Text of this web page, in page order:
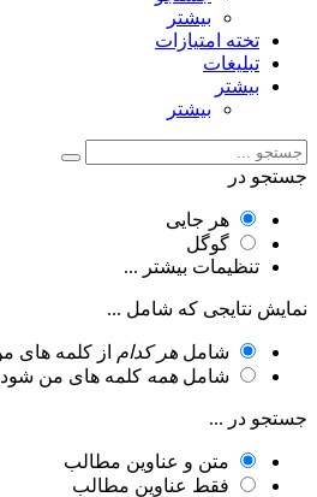
بیشتر
تخته امتیازات
تبلیغات
بیشتر
بیشتر
جستجو در
هر جایی
گوگل
تنظیمات بیشتر ...
نمایش نتایجی که شامل ...
شامل هر کدام از کلمه های
شامل همه کلمه های من شود
جستجو در ...
متن و عناوین مطالب
فقط عناوین مطالب